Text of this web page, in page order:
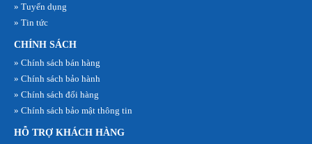
» Tuyển dụng
» Tin tức
CHÍNH SÁCH
» Chính sách bán hàng
» Chính sách bảo hành
» Chính sách đổi hàng
» Chính sách bảo mật thông tin
HỖ TRỢ KHÁCH HÀNG